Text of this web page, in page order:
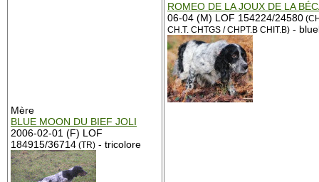
Mère
BLUE MOON DU BIEF JOLI
2006-02-01 (F) LOF
184915/36714 (TR) - tricolore
ROMEO DE LA JOUX DE LA
06-04 (M) LOF 154224/24580
CH.T. CHTGS / CHPT.B CHIT.B) -